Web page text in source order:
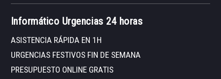
Informático Urgencias 24 horas
ASISTENCIA RÁPIDA EN 1H
URGENCIAS FESTIVOS FIN DE SEMANA
PRESUPUESTO ONLINE GRATIS